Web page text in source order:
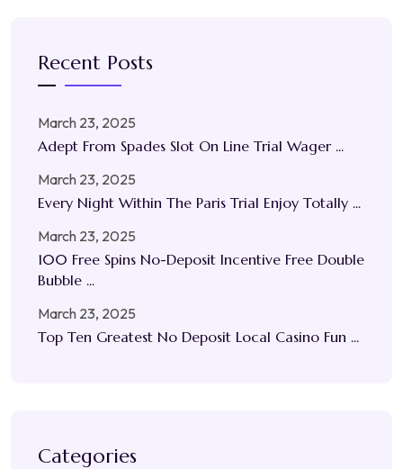
Recent Posts
March 23, 2025
Adept From Spades Slot On Line Trial Wager ...
March 23, 2025
Every Night Within The Paris Trial Enjoy Totally ...
March 23, 2025
100 Free Spins No-Deposit Incentive Free Double
Bubble ...
March 23, 2025
Top Ten Greatest No Deposit Local Casino Fun ...
Categories